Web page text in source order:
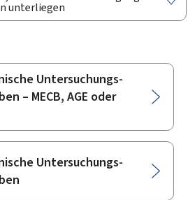
unterliegen
Untersuchungs-
– MECB, AGE oder
Untersuchungs-